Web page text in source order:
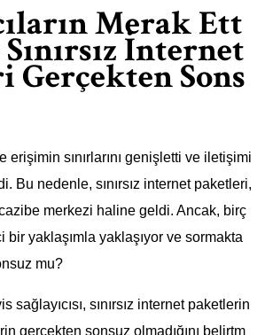
Merak Ett
İnternet
Gerçekten Sons
erişimin sınırlarını genişletti ve iletişimi
Bu nedenle, sınırsız internet paketleri,
merkezi haline geldi. Ancak, birç
bir yaklaşımla yaklaşıyor ve sormakta
mu?
sağlayıcısı, sınırsız internet paketlerin
gerçekten sonsuz olmadığını belirtm